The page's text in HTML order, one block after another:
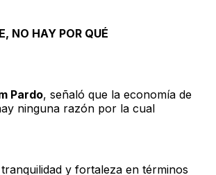
NO HAY POR QUÉ
Pardo, señaló que la economía de
ninguna razón por la cual
y fortaleza en términos